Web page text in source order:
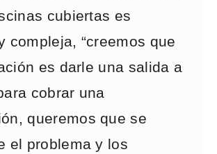
cubiertas es
compleja, “creemos que
es darle una salida a
cobrar una
queremos que se
el problema y los